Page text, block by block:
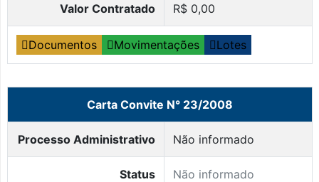
Valor Contratado R$ 0,00
Documentos Movimentações Lotes
Carta Convite N° 23/2008
Processo Administrativo Não informado
Status Não informado